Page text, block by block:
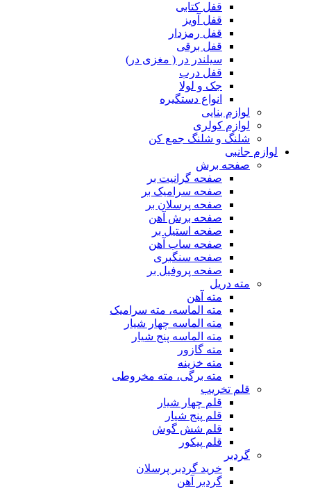
قفل کتابی
قفل آویز
قفل رمزدار
قفل برقی
سیلندر در ( مغزی در)
قفل درب
جک و لولا
انواع دستگیره
لوازم بنایی
لوازم کولری
شلنگ و شلنگ جمع کن
لوازم جانبی
صفحه برش
صفحه گرانیت بر
صفحه سرامیک بر
صفحه پرسلان بر
صفحه برش آهن
صفحه استیل بر
صفحه ساب آهن
صفحه سنگبری
صفحه پروفیل بر
مته دریل
مته آهن
مته الماسه، مته سرامیک
مته الماسه چهار شیار
مته الماسه پنج شیار
مته گازور
مته خزینه
مته برگی، مته مخروطی
قلم تخریب
قلم چهار شیار
قلم پنج شیار
قلم شش گوش
قلم پیکور
گردبر
خرید گردبر پرسلان
گردبر آهن